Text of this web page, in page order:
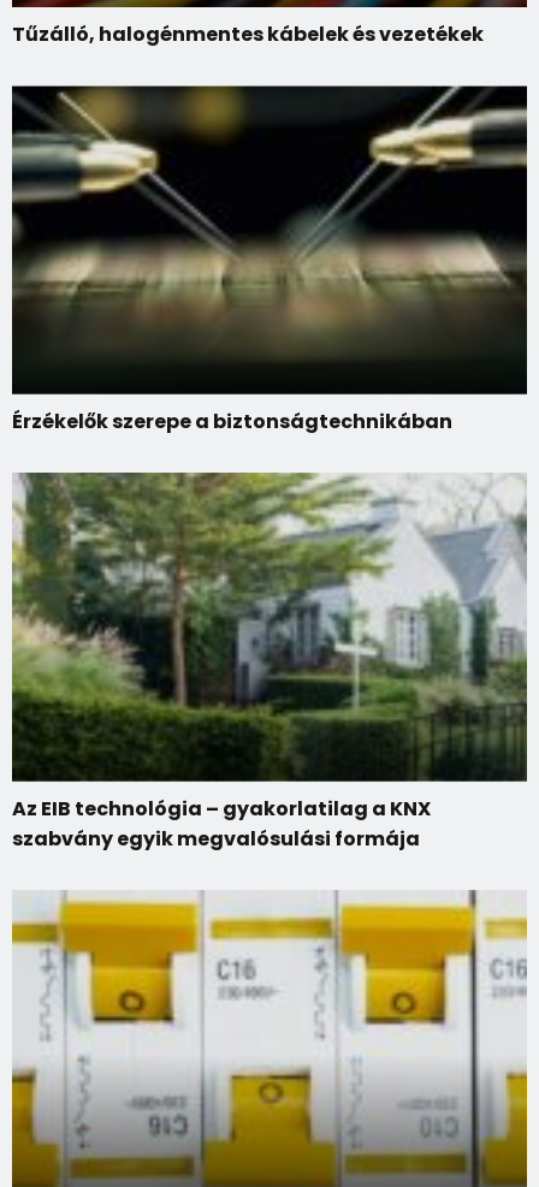
Tűzálló, halogénmentes kábelek és vezetékek
Érzékelők szerepe a biztonságtechnikában
Az EIB technológia – gyakorlatilag a KNX
szabvány egyik megvalósulási formája